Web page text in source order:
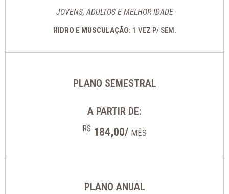
JOVENS, ADULTOS E MELHOR IDADE
HIDRO E MUSCULAÇÃO: 1 VEZ P/ SEM.
PLANO SEMESTRAL
A PARTIR DE:
R$ 184,00/ MÊS
PLANO ANUAL